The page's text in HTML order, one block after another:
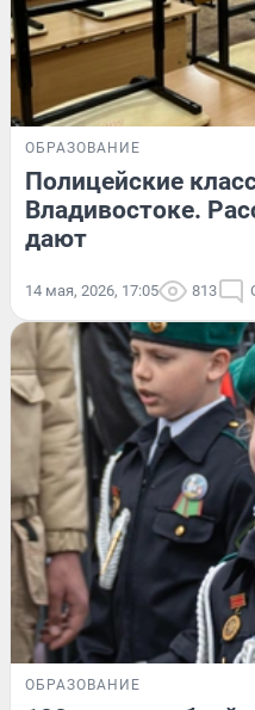
ОБРАЗОВАНИЕ
Полицейские
Владивостоке.
дают
14 мая, 2026, 17:05 813
ОБРАЗОВАНИЕ